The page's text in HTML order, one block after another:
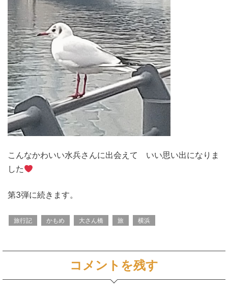
こんなかわいい水兵さんに出会えて いい思い出になりま
した
第3弾に続きます。
旅行記 かもめ 大さん橋 旅 横浜
コメントを残す